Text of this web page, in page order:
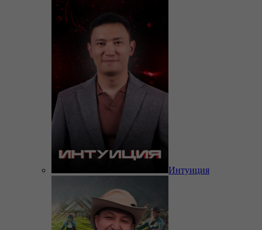
Интуиция